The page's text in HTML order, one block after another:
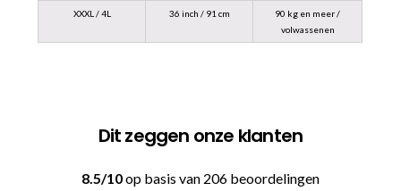
XXXL / 4L 36 inch / 91 cm
90 kg en meer /
volwassenen
Dit zeggen onze klanten
8.5/10op basis van 206 beoordelingen